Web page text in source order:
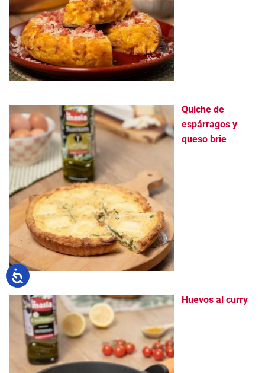
Quiche de
espárragos y
queso brie
Huevos al curry